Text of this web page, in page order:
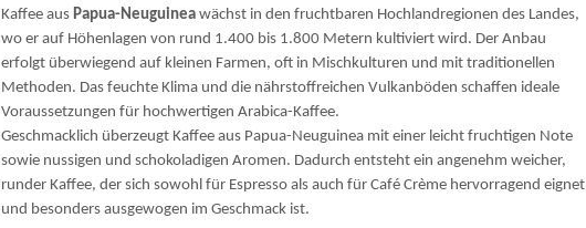
Kaffee aus Papua-Neuguinea wächst in den fruchtbaren Hochlandregionen des Landes,
wo er auf Höhenlagen von rund 1.400 bis 1.800 Metern kultiviert wird. Der Anbau
erfolgt überwiegend auf kleinen Farmen, oft in Mischkulturen und mit traditionellen
Methoden. Das feuchte Klima und die nährstoffreichen Vulkanböden schaffen ideale
Voraussetzungen für hochwertigen Arabica-Kaffee.
Geschmacklich überzeugt Kaffee aus Papua-Neuguinea mit einer leicht fruchtigen Note
sowie nussigen und schokoladigen Aromen. Dadurch entsteht ein angenehm weicher,
runder Kaffee, der sich sowohl für Espresso als auch für Café Crème hervorragend eignet
und besonders ausgewogen im Geschmack ist.